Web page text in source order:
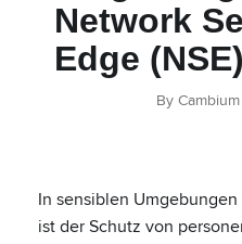
Network
Edge
By
In sensiblen
ist der Schutz von